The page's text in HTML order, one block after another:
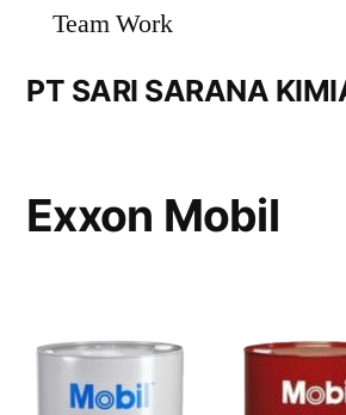
Team Work
PT SARI SARANA
Exxon Mobil